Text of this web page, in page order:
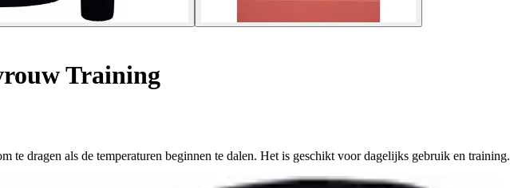
Training
te dragen als de temperaturen beginnen te dalen. Het is geschikt voor dagelijks gebruik en training.